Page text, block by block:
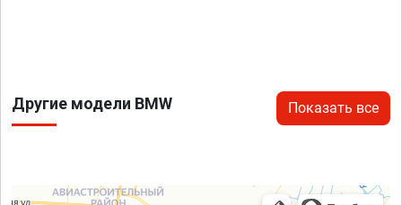
Другие модели BMW Показать все